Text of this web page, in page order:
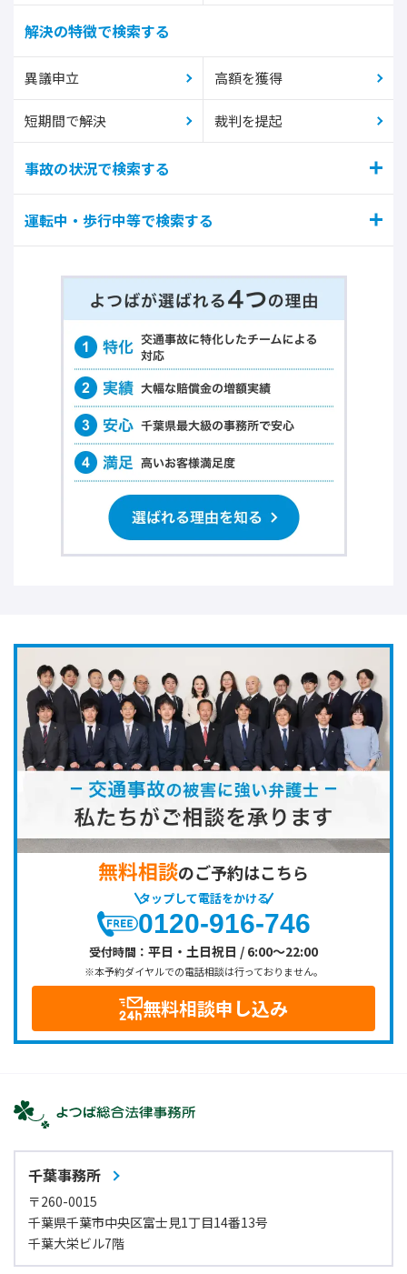
解決の特徴で検索する
異議申立 高額を獲得
短期間で解決 裁判を提起
事故の状況で検索する
運転中・歩行中等で検索する
無料相談のご予約はこちら
タップして電話をかける
0120-916-746
受付時間： 平日・土日祝日 / 6:00～22:00
※本予約ダイヤルでの電話相談は行っておりません。
無料相談申し込み
千葉事務所
〒260-0015
千葉県千葉市中央区富士見1丁目14番13号
千葉大栄ビル7階